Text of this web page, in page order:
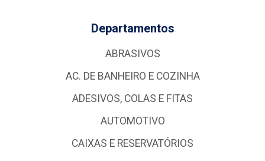
Departamentos
ABRASIVOS
AC. DE BANHEIRO E COZINHA
ADESIVOS, COLAS E FITAS
AUTOMOTIVO
CAIXAS E RESERVATÓRIOS